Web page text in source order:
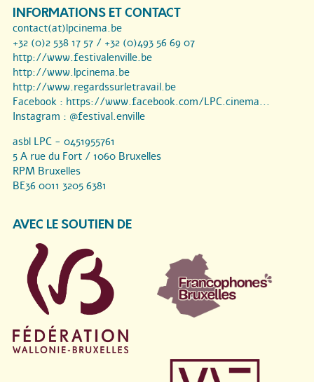
INFORMATIONS ET CONTACT
contact(at)lpcinema.be
+32 (0)2 538 17 57 / +32 (0)493 56 69 07
http://www.festivalenville.be
http://www.lpcinema.be
http://www.regardssurletravail.be
Facebook : https://www.facebook.com/LPC.cinema...
Instagram : @festival.enville
asbl LPC - 0451955761
5 A rue du Fort / 1060 Bruxelles
RPM Bruxelles
BE36 0011 3205 6381
AVEC LE SOUTIEN DE